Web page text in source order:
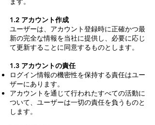
1.2 アカウント作成
ユーザーは、アカウント登録時に正確かつ最
新の完全な情報を当社に提供し、必要に応じ
て更新することに同意するものとします。
1.3 アカウントの責任
ログイン情報の機密性を保持する責任はユー
ザーにあります。
アカウントを通じて行われたすべての活動に
ついて、ユーザーは一切の責任を負うものと
します。